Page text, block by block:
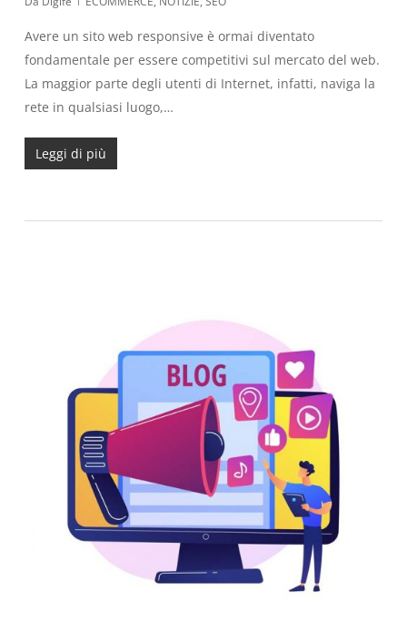
Avere un sito web responsive è ormai diventato
fondamentale per essere competitivi sul mercato del web.
La maggior parte degli utenti di Internet, infatti, naviga la
rete in qualsiasi luogo,…
Leggi di più